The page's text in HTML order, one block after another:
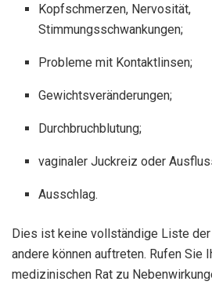
Kopfschmerzen, Nervosität,
Stimmungsschwankungen;
Probleme mit Kontaktlinsen;
Gewichtsveränderungen;
Durchbruchblutung;
vaginaler Juckreiz oder
Ausschlag.
Dies ist keine vollständige Liste der
andere können auftreten. Rufen Sie
medizinischen Rat zu